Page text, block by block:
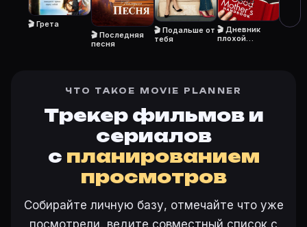
Кто актёры в «Крутая Джорджия» (2007)?
Режиссёр — Гэрри Маршалл. В фильме «Крутая
Как добавить «Крутая Джорджия» в свой список
На карточке «Крутая Джорджия (2007)» на Movie
Ещё на Movie Planner
Интересные факты о фильмах·Как вести watchlist
Войти в кабинет— сохранить «Крутая Джорджия»
🎬 Грета
🎬 Последняя
песня
🎬 Подальше от
тебя
🎬 Дневник
плохой
ЧТО ТАКОЕ MOVIE PLANNER
Трекер фильмов и
сериалов
с планированием
просмотров
Собирайте личную базу, отмечайте что уже